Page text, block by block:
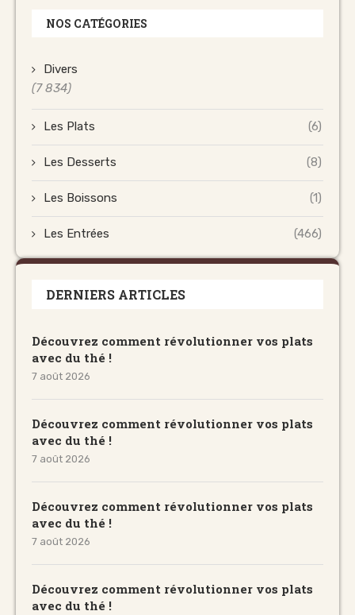
NOS CATÉGORIES
Divers
(7 834)
Les Plats (6)
Les Desserts (8)
Les Boissons (1)
Les Entrées (466)
DERNIERS ARTICLES
Découvrez comment révolutionner vos plats
avec du thé !
7 août 2026
Découvrez comment révolutionner vos plats
avec du thé !
7 août 2026
Découvrez comment révolutionner vos plats
avec du thé !
7 août 2026
Découvrez comment révolutionner vos plats
avec du thé !